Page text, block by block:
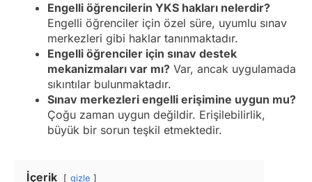
Engelli öğrencilerin YKS hakları nelerdir?
Engelli öğrenciler için özel süre, uyumlu sınav
merkezleri gibi haklar tanınmaktadır.
Engelli öğrenciler için sınav destek
mekanizmaları var mı? Var, ancak uygulamada
sıkıntılar bulunmaktadır.
Sınav merkezleri engelli erişimine uygun mu?
Çoğu zaman uygun değildir. Erişilebilirlik,
büyük bir sorun teşkil etmektedir.
İçerik gizle